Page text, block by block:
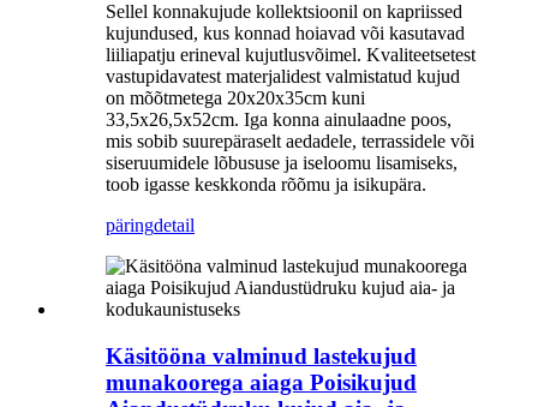
Sellel konnakujude kollektsioonil on kapriissed
kujundused, kus konnad hoiavad või kasutavad
liiliapatju erineval kujutlusvõimel. Kvaliteetsetest
vastupidavatest materjalidest valmistatud kujud
on mõõtmetega 20x20x35cm kuni
33,5x26,5x52cm. Iga konna ainulaadne poos,
mis sobib suurepäraselt aedadele, terrassidele või
siseruumidele lõbususe ja iseloomu lisamiseks,
toob igasse keskkonda rõõmu ja isikupära.
päringdetail
Käsitööna valminud lastekujud
munakoorega aiaga Poisikujud